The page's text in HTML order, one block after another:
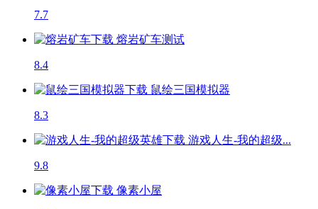
7.7
熔岩矿车测试
8.4
鼠绘三国模拟器
8.3
游戏人生-我的超级...
9.8
像素小屋